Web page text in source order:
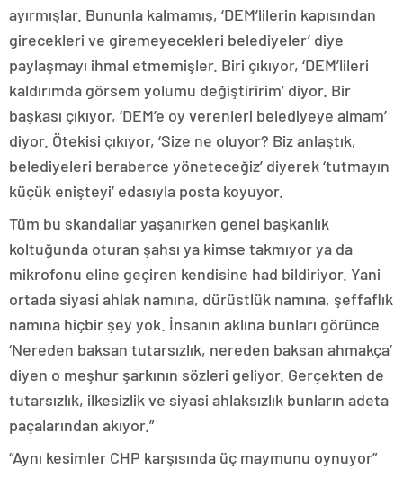
ayırmışlar. Bununla kalmamış, ‘DEM’lilerin kapısından
girecekleri ve giremeyecekleri belediyeler’ diye
paylaşmayı ihmal etmemişler. Biri çıkıyor, ‘DEM’lileri
kaldırımda görsem yolumu değiştiririm’ diyor. Bir
başkası çıkıyor, ‘DEM’e oy verenleri belediyeye almam’
diyor. Ötekisi çıkıyor, ‘Size ne oluyor? Biz anlaştık,
belediyeleri beraberce yöneteceğiz’ diyerek ‘tutmayın
küçük enişteyi’ edasıyla posta koyuyor.
Tüm bu skandallar yaşanırken genel başkanlık
koltuğunda oturan şahsı ya kimse takmıyor ya da
mikrofonu eline geçiren kendisine had bildiriyor. Yani
ortada siyasi ahlak namına, dürüstlük namına, şeffaflık
namına hiçbir şey yok. İnsanın aklına bunları görünce
‘Nereden baksan tutarsızlık, nereden baksan ahmakça’
diyen o meşhur şarkının sözleri geliyor. Gerçekten de
tutarsızlık, ilkesizlik ve siyasi ahlaksızlık bunların adeta
paçalarından akıyor.”
“Aynı kesimler CHP karşısında üç maymunu oynuyor”